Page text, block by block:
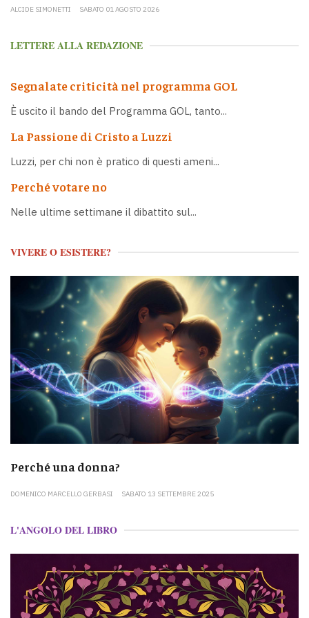
ALCIDE SIMONETTI SABATO 01 AGOSTO 2026
LETTERE ALLA REDAZIONE
Segnalate criticità nel programma GOL
È uscito il bando del Programma GOL, tanto...
La Passione di Cristo a Luzzi
Luzzi, per chi non è pratico di questi ameni...
Perché votare no
Nelle ultime settimane il dibattito sul...
VIVERE O ESISTERE?
Perché una donna?
DOMENICO MARCELLO GERBASI SABATO 13 SETTEMBRE 2025
L'ANGOLO DEL LIBRO